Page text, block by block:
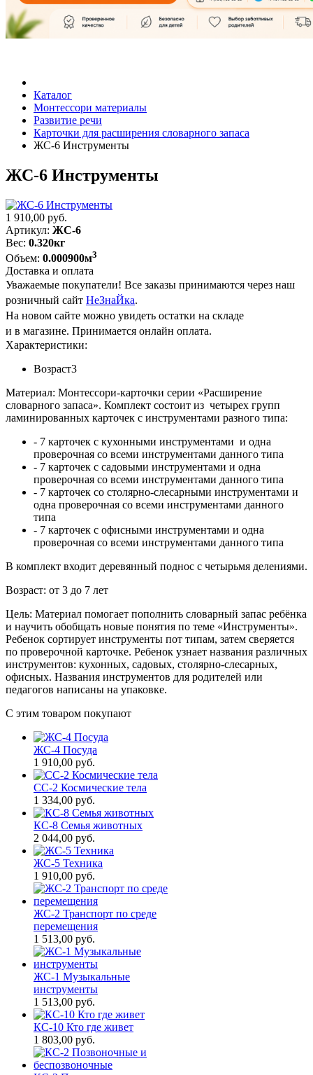
Каталог
Монтессори материалы
Развитие речи
Карточки для расширения словарного запаса
ЖС-6 Инструменты
ЖС-6 Инструменты
1 910,00 руб.
Артикул: ЖС-6
Вес: 0.320кг
Объем: 0.000900м3
Доставка и оплата
Уважаемые покупатели! Все заказы принимаются через наш
розничный сайт НеЗнаЙка.
На новом сайте можно увидеть остатки на складе
и в магазине. Принимается онлайн оплата.
Характеристики:
Возраст3
Материал: Монтессори-карточки серии «Расширение
словарного запаса». Комплект состоит из четырех групп
ламинированных карточек с инструментами разного типа:
- 7 карточек с кухонными инструментами и одна
проверочная со всеми инструментами данного типа
- 7 карточек с садовыми инструментами и одна
проверочная со всеми инструментами данного типа
- 7 карточек со столярно-слесарными инструментами и
одна проверочная со всеми инструментами данного
типа
- 7 карточек с офисными инструментами и одна
проверочная со всеми инструментами данного типа
В комплект входит деревянный поднос с четырьмя делениями.
Возраст: от 3 до 7 лет
Цель: Материал помогает пополнить словарный запас ребёнка
и научить обобщать новые понятия по теме «Инструменты».
Ребенок сортирует инструменты пот типам, затем сверяется
по проверочной карточке. Ребенок узнает названия различных
инструментов: кухонных, садовых, столярно-слесарных,
офисных. Названия инструментов для родителей или
педагогов написаны на упаковке.
C этим товаром покупают
ЖС-4 Посуда
1 910,00 руб.
СС-2 Космические тела
1 334,00 руб.
КС-8 Семья животных
2 044,00 руб.
ЖС-5 Техника
1 910,00 руб.
ЖС-2 Транспорт по среде
перемещения
1 513,00 руб.
ЖС-1 Музыкальные
инструменты
1 513,00 руб.
КС-10 Кто где живет
1 803,00 руб.